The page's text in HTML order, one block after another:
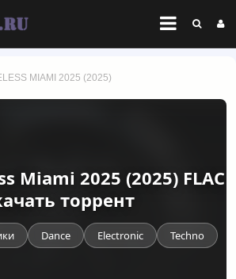
MIAMI 2025 (2025)
Miami 2025 (2025) FLAC
торрент
Dance Electronic Techno